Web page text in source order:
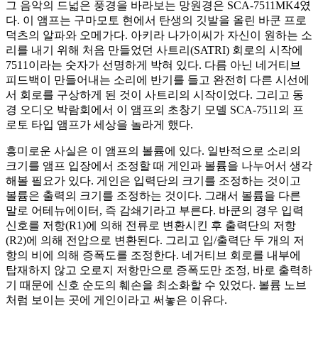
그 음악의 드넓은 풍경을 바라보는 망원경은 SCA-7511MK4였
다. 이 앰프는 구마모토 현에서 탄생의 깃발을 올린 바쿤 프로
덕츠의 알파와 오메가다. 아키라 나가이씨가 자신이 원하는 소
리를 내기 위해 처음 만들었던 사트리(SATRI) 회로의 시작에
7511이라는 숫자가 선명하게 박혀 있다. 다름 아닌 네거티브
피드백이 만들어내는 소리에 반기를 들고 완전히 다른 시선에
서 회로를 구상하게 된 것이 사트리의 시작이었다. 그리고 동
경 오디오 박람회에서 이 앰프의 초창기 모델 SCA-7511의 프
로토 타입 앰프가 세상을 놀라게 했다.
흥미로운 사실은 이 앰프의 볼륨에 있다. 일반적으로 소리의
크기를 앰프 입장에서 조정할 때 게인과 볼륨을 나누어서 생각
해볼 필요가 있다. 게인은 입력단의 크기를 조정하는 것이고
볼륨은 출력의 크기를 조정하는 것이다. 그래서 볼륨을 다른
말로 어테뉴에이터, 즉 감쇄기라고 부른다. 바쿤의 경우 입력
신호를 저항(R1)에 의해 전류로 변환시킨 후 출력단의 저항
(R2)에 의해 전압으로 변환된다. 그리고 입/출력단 두 개의 저
항의 비에 의해 증폭도를 조정한다. 네거티브 회로를 내부에
탑재하지 않고 오로지 저항만으로 증폭도만 조정, 바로 출력하
기 때문에 신호 순도의 훼손을 최소화할 수 있었다. 볼륨 노브
처럼 보이는 곳에 게인이라고 써놓은 이유다.